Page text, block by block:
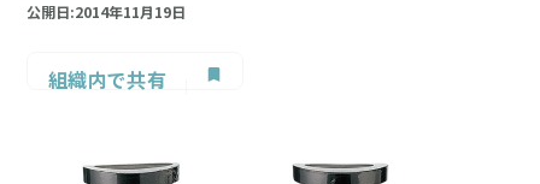
公開日:2014年11月19日
組織内で共有